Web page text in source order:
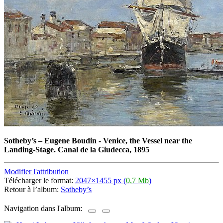
Sotheby’s–Eugene Boudin - Venice, the Vessel near the
Landing-Stage. Canal de la Giudecca, 1895
Modifier l'attribution
Télécharger le format: 2047×1455 px (0,7 Mb)
Retour à l’album: Sotheby’s
Navigation dans l'album: